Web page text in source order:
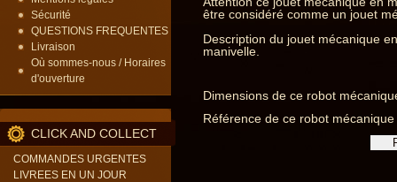
Sécurité
QUESTIONS FREQUENTES
Livraison
Où sommes-nous / Horaires
d'ouverture
CLICK AND COLLECT
COMMANDES URGENTES
LIVREES EN UN JOUR
être considéré comme un jouet
Description du jouet mécanique
manivelle.
Dimensions de ce robot
Référence de ce robot